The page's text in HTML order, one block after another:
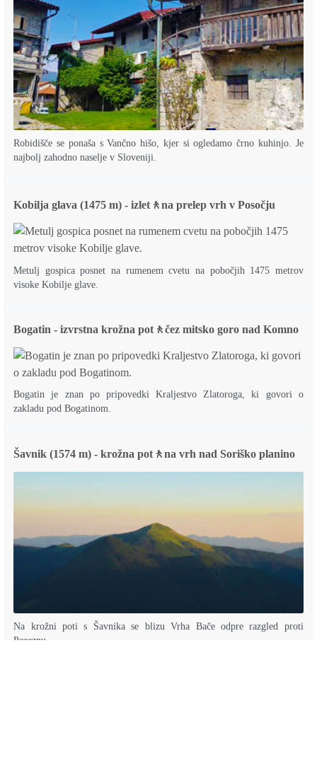
Robidišče se ponaša s Vančno hišo, kjer si ogledamo črno kuhinjo. Je
najbolj zahodno naselje v Sloveniji.
Kobilja glava (1475 m) - izlet🚶na prelep vrh v Posočju
Metulj gospica posnet na rumenem cvetu na pobočjih 1475 metrov
visoke Kobilje glave.
Bogatin - izvrstna krožna pot🚶čez mitsko goro nad Komno
Bogatin je znan po pripovedki Kraljestvo Zlatoroga, ki govori o
zakladu pod Bogatinom.
Šavnik (1574 m) - krožna pot🚶na vrh nad Soriško planino
Na krožni poti s Šavnika se blizu Vrha Bače odpre razgled proti
Poreznu.